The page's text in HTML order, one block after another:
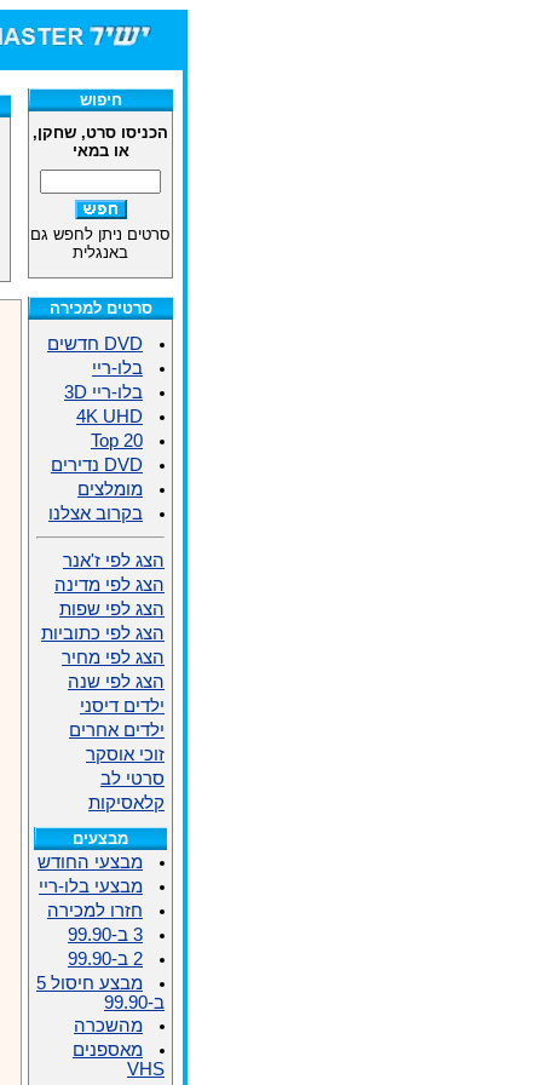
חיפוש
הכניסו סרט, שחקן,
או במאי
סרטים ניתן לחפש גם
באנגלית
סרטים למכירה
DVD חדשים
בלו-ריי
בלו-ריי 3D
4K UHD
Top 20
DVD נדירים
מומלצים
בקרוב אצלנו
הצג לפי ז'אנר
הצג לפי מדינה
הצג לפי שפות
הצג לפי כתוביות
הצג לפי מחיר
הצג לפי שנה
ילדים דיסני
ילדים אחרים
זוכי אוסקר
סרטי לב
קלאסיקות
מבצעים
מבצעי החודש
מבצעי בלו-ריי
חזרו למכירה
3 ב-99.90
2 ב-99.90
מבצע חיסול 5
ב-99.90
מהשכרה
מאספנים
VHS